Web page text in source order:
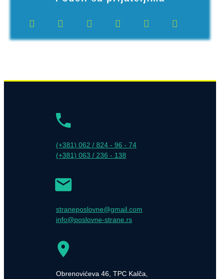
(+381) 062 / 824 - 96 - 74
(+381) 063 / 236 - 138
straneposlovne@gmail.com
info@poslovne-strane.rs
Obrenovićeva 46, TPC Kalča,